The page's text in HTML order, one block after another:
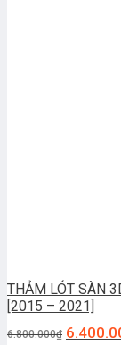
THẢM LÓT SÀN
[2015 – 2021]
6.800.000₫